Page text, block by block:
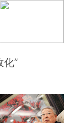
化”